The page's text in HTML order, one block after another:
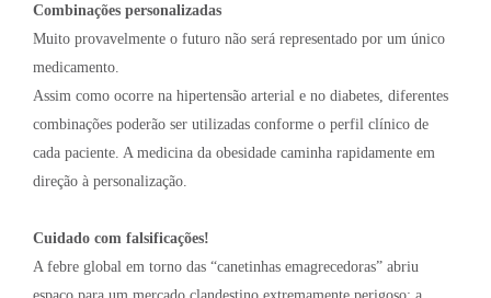
Combinações personalizadas
Muito provavelmente o futuro não será representado por um único
medicamento.
Assim como ocorre na hipertensão arterial e no diabetes, diferentes
combinações poderão ser utilizadas conforme o perfil clínico de
cada paciente. A medicina da obesidade caminha rapidamente em
direção à personalização.
Cuidado com falsificações!
A febre global em torno das “canetinhas emagrecedoras” abriu